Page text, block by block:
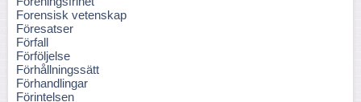
Forensisk vetenskap
Föresatser
Förfall
Förföljelse
Förhållningssätt
Förhandlingar
Förintelsen